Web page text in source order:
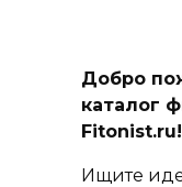
Добро
каталог
Fitonist.ru!
Ищите